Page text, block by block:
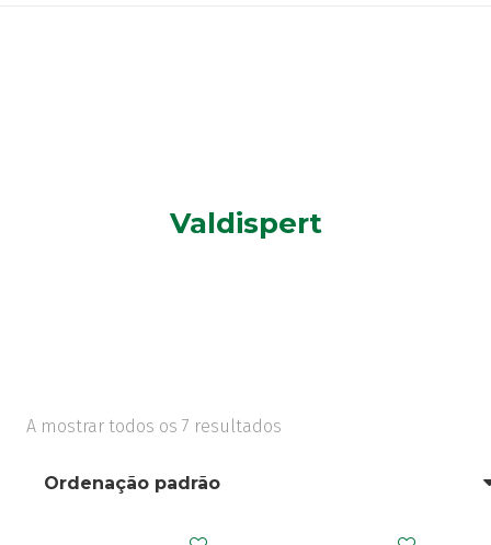
Valdispert
A mostrar todos os 7 resultados